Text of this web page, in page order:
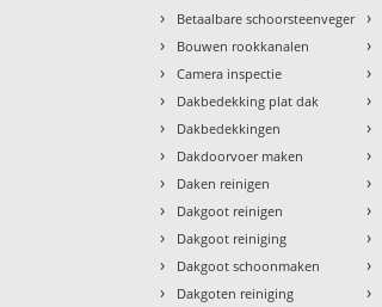
› Betaalbare schoorsteenveger
› Bouwen rookkanalen
› Camera inspectie
› Dakbedekking plat dak
› Dakbedekkingen
› Dakdoorvoer maken
› Daken reinigen
› Dakgoot reinigen
› Dakgoot reiniging
› Dakgoot schoonmaken
› Dakgoten reiniging
›
›
›
›
›
›
›
›
›
›
›